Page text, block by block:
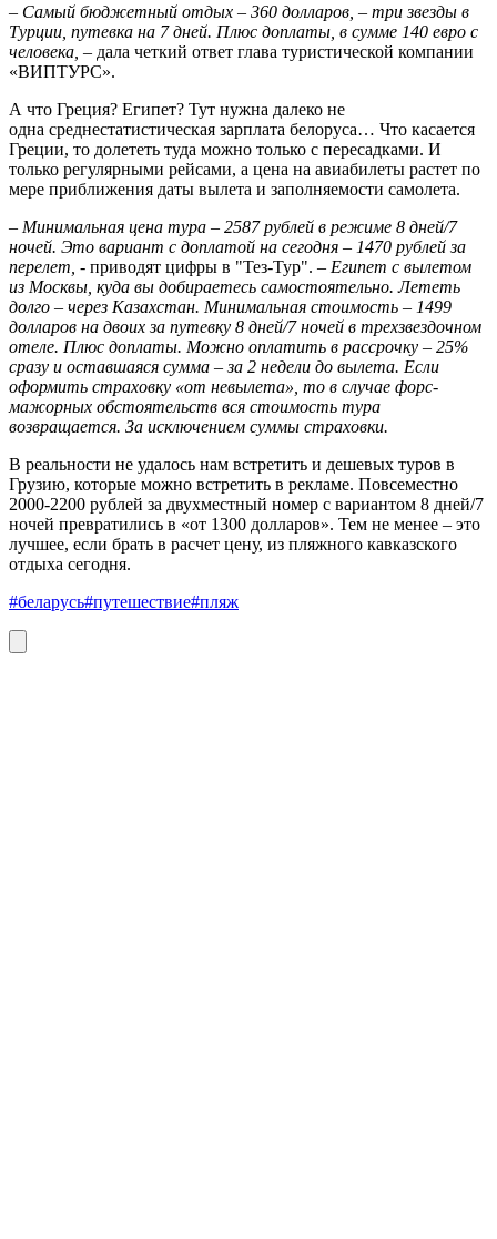
– Самый бюджетный отдых – 360 долларов, – три звезды в
Турции, путевка на 7 дней. Плюс доплаты, в сумме 140 евро с
человека, – дала четкий ответ глава туристической компании
«ВИП­ТУРС».
А что Греция? Египет? Тут нужна далеко не
одна среднестатистическая зарплата белоруса… Что касается
Греции, то долететь туда можно только с пересадками. И
только регулярными рейсами, а цена на авиабилеты растет по
мере приближения даты вылета и заполняемости самолета.
– Минимальная цена тура – 2587 рублей в режиме 8 дней/7
ночей. Это вариант с доплатой на сегодня – 1470 рублей за
перелет, - приводят цифры в "Тез-Тур". – Египет с вылетом
из Москвы, куда вы добираетесь самостоятельно. Лететь
долго – через Казахстан. Минимальная стоимость – 1499
долларов на двоих за путевку 8 дней/7 ночей в трехзвездочном
отеле. Плюс доплаты. Можно оплатить в рассрочку – 25%
сразу и оставшаяся сумма – за 2 недели до вылета. Если
оформить страховку «от невылета», то в случае форс-
мажорных обстоятельств вся стоимость тура
возвращается. За исключением суммы страховки.
В реальности не удалось нам встретить и дешевых туров в
Грузию, которые можно встретить в рекламе. Повсеместно
2000-2200 рублей за двухместный номер с вариантом 8 дней/7
ночей превратились в «от 1300 долларов». Тем не менее – это
лучшее, если брать в расчет цену, из пляжного кавказского
отдыха сегодня.
#беларусь#путешествие#пляж